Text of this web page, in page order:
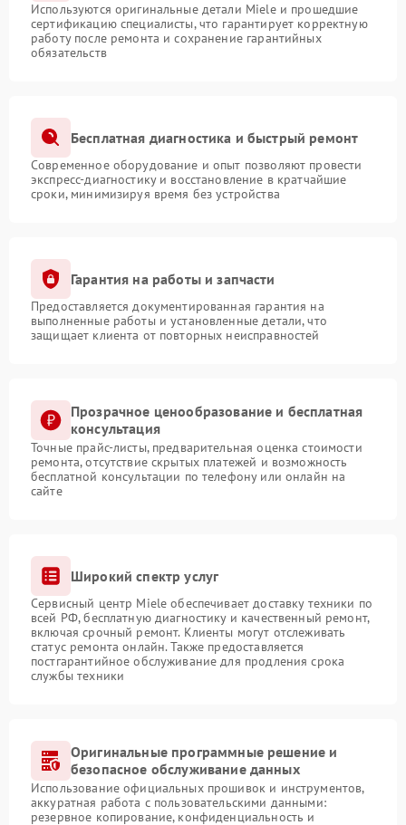
Используются оригинальные детали Miele и прошедшие
сертификацию специалисты, что гарантирует корректную
работу после ремонта и сохранение гарантийных
обязательств
Бесплатная диагностика и быстрый ремонт
Современное оборудование и опыт позволяют провести
экспресс-диагностику и восстановление в кратчайшие
сроки, минимизируя время без устройства
Гарантия на работы и запчасти
Предоставляется документированная гарантия на
выполненные работы и установленные детали, что
защищает клиента от повторных неисправностей
Прозрачное ценообразование и бесплатная
консультация
Точные прайс-листы, предварительная оценка стоимости
ремонта, отсутствие скрытых платежей и возможность
бесплатной консультации по телефону или онлайн на
сайте
Широкий спектр услуг
Сервисный центр Miele обеспечивает доставку техники по
всей РФ, бесплатную диагностику и качественный ремонт,
включая срочный ремонт. Клиенты могут отслеживать
статус ремонта онлайн. Также предоставляется
постгарантийное обслуживание для продления срока
службы техники
Оригинальные программные решение и
безопасное обслуживание данных
Использование официальных прошивок и инструментов,
аккуратная работа с пользовательскими данными:
резервное копирование, конфиденциальность и